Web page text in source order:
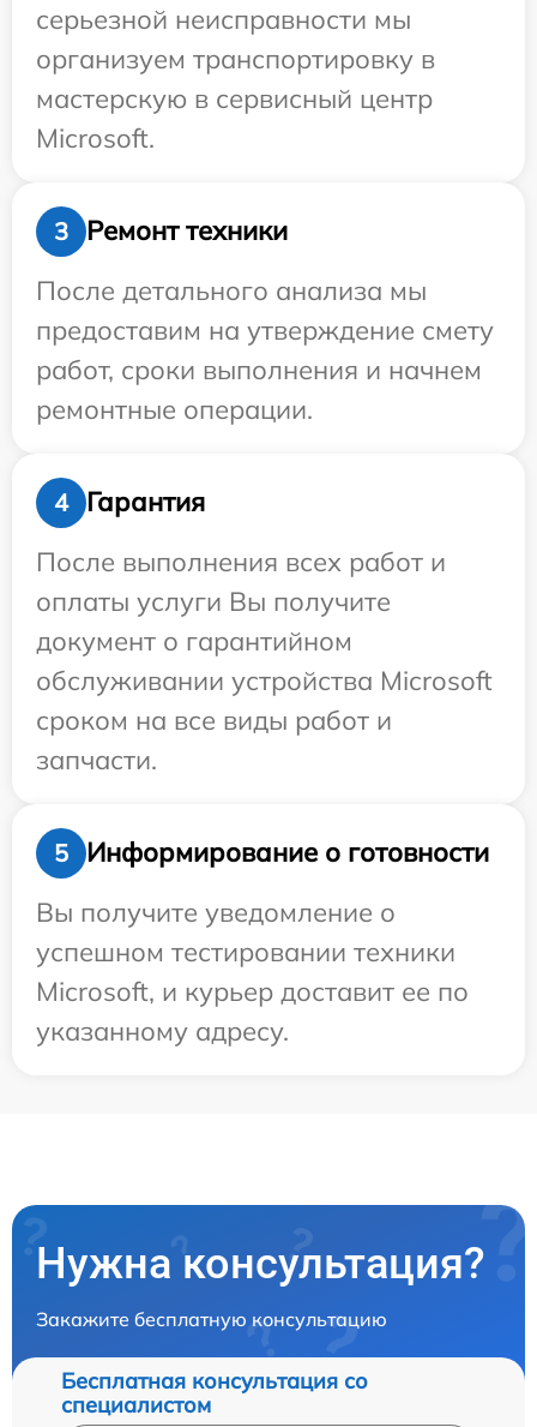
серьезной неисправности мы
организуем транспортировку в
мастерскую в сервисный центр
Microsoft.
3
Ремонт техники
После детального анализа мы
предоставим на утверждение смету
работ, сроки выполнения и начнем
ремонтные операции.
4
Гарантия
После выполнения всех работ и
оплаты услуги Вы получите
документ о гарантийном
обслуживании устройства Microsoft
сроком на все виды работ и
запчасти.
5
Информирование о готовности
Вы получите уведомление о
успешном тестировании техники
Microsoft, и курьер доставит ее по
указанному адресу.
Нужна консультация?
Закажите бесплатную консультацию
Бесплатная консультация со
специалистом